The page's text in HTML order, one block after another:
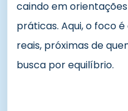
caindo em
práticas. Aqui, o foco
reais, próximas de
busca por equilíbrio.